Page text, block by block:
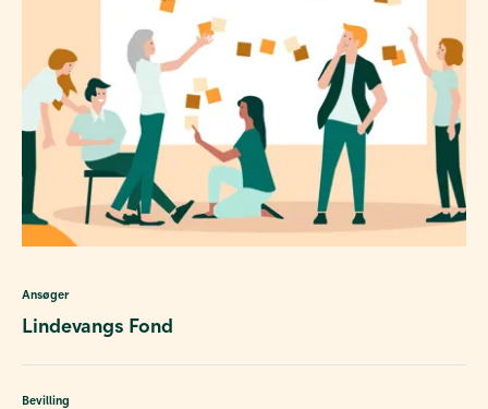
Ansøger
Lindevangs Fond
Bevilling